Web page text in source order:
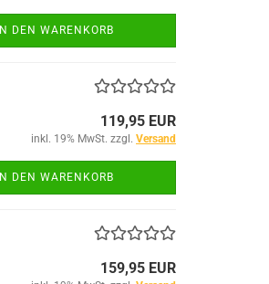
IN DEN WARENKORB
119,95 EUR
inkl. 19% MwSt. zzgl. Versand
IN DEN WARENKORB
159,95 EUR